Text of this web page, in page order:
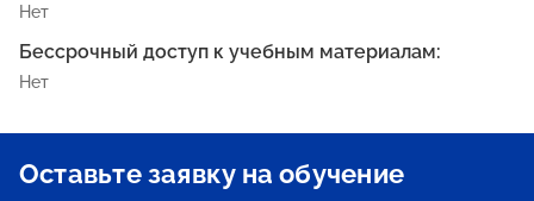
Нет
Бессрочный доступ к учебным материалам:
Нет
Оставьте заявку на обучение